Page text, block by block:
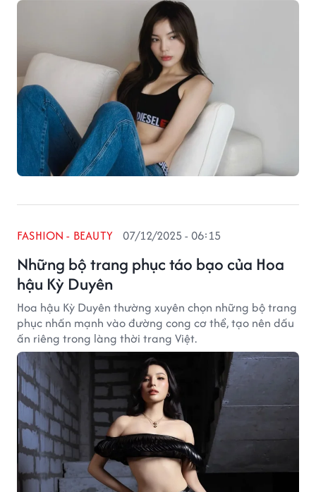
Những bộ trang phục táo bạo của Hoa
hậu Kỳ Duyên
FASHION - BEAUTY 07/12/2025 - 06:15
Hoa hậu Kỳ Duyên thường xuyên chọn những bộ trang
phục nhấn mạnh vào đường cong cơ thể, tạo nên dấu
ấn riêng trong làng thời trang Việt.